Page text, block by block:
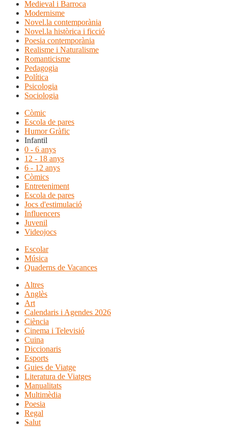
Medieval i Barroca
Modernisme
Novel.la contemporània
Novel.la històrica i ficció
Poesia contemporània
Realisme i Naturalisme
Romanticisme
Pedagogia
Política
Psicologia
Sociologia
Còmic
Escola de pares
Humor Gràfic
Infantil
0 - 6 anys
12 - 18 anys
6 - 12 anys
Còmics
Entreteniment
Escola de pares
Jocs d'estimulació
Influencers
Juvenil
Videojocs
Escolar
Música
Quaderns de Vacances
Altres
Anglès
Art
Calendaris i Agendes 2026
Ciència
Cinema i Televisió
Cuina
Diccionaris
Esports
Guies de Viatge
Literatura de Viatges
Manualitats
Multimèdia
Poesia
Regal
Salut